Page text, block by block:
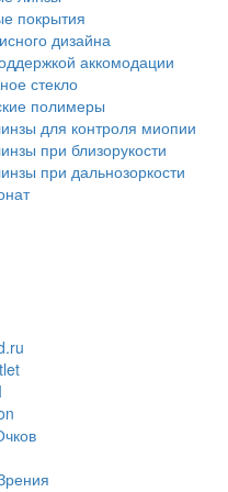
покрытия
дизайна
аккомодации
стекло
полимеры
для контроля миопии
при близорукости
при дальнозоркости